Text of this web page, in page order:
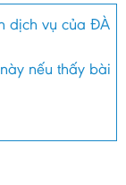
dịch vụ của ĐÀ
nếu thấy bài